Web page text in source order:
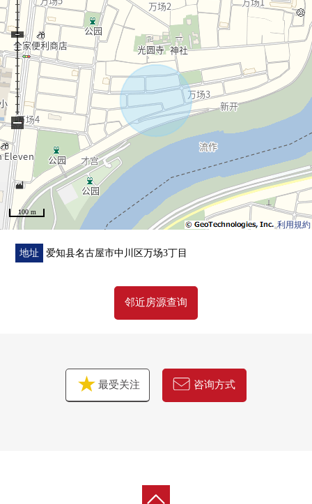
・ 从属于好用的储藏室
・ 收藏步入式衣帽间，充实
・ 附带来客时便利的TV监视器的内部对讲机
▼翻新内容(2026年1月实施)
[交换]厨房、盥洗台、热水供应器、畳、照明器具、鞋柜、
浴室·厕所·层材、门、门口门、TV监视器电话
[张替]Cross、隔扇
[其他]外壁&屋顶&内部涂抹、白蚁预防工程、停车场增
设、室内清洁
■ 在找想要的家方面给予帮助的━━━━━・・・
房源的详细、需讨论是如有意向，请跟我们联系。
利用規約
100 m
−
地址 爱知县名古屋市中川区万场3丁目
邻近房源查询
最受关注 咨询方式